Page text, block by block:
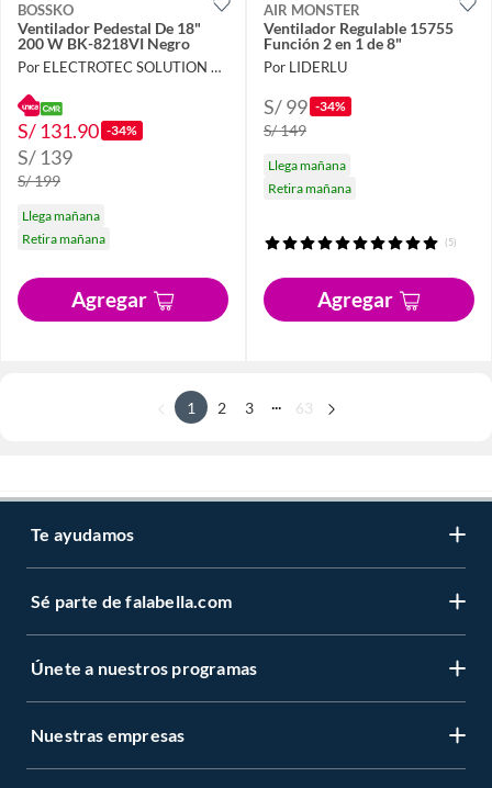
BOSSKO
Ventilador Pedestal De 18"
200 W BK-8218VI Negro
Por ELECTROTEC SOLUTION DA
S/ 131.90 -34%
S/ 139
S/ 199
Llega mañana
Retira mañana
Agregar
AIR MONSTER
Ventilador Regulable 15755
Función 2 en 1 de 8"
Por LIDERLU
S/ 99 -34%
S/ 149
Llega mañana
Retira mañana
(5)
Agregar
1 2 3 63
Te ayudamos
Sé parte de falabella.com
Únete a nuestros programas
Nuestras empresas